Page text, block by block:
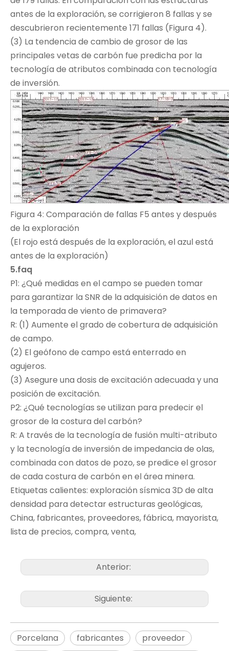
antes de la exploración, se corrigieron 8 fallas y se
descubrieron recientemente 171 fallas (Figura 4).
(3) La tendencia de cambio de grosor de las
principales vetas de carbón fue predicha por la
tecnología de atributos combinada con tecnología
de inversión.
Figura 4: Comparación de fallas F5 antes y después
de la exploración
(El rojo está después de la exploración, el azul está
antes de la exploración)
5.faq
P1: ¿Qué medidas en el campo se pueden tomar
para garantizar la SNR de la adquisición de datos en
la temporada de viento de primavera?
R: (1) Aumente el grado de cobertura de adquisición
de campo.
(2) El geófono de campo está enterrado en
agujeros.
(3) Asegure una dosis de excitación adecuada y una
posición de excitación.
P2: ¿Qué tecnologías se utilizan para predecir el
grosor de la costura del carbón?
R: A través de la tecnología de fusión multi-atributo
y la tecnología de inversión de impedancia de olas,
combinada con datos de pozo, se predice el grosor
de cada costura de carbón en el área minera.
Etiquetas calientes: exploración sísmica 3D de alta
densidad para detectar estructuras geológicas,
China, fabricantes, proveedores, fábrica, mayorista,
lista de precios, compra, venta,
Anterior:
Siguiente:
Porcelana fabricantes
proveedor